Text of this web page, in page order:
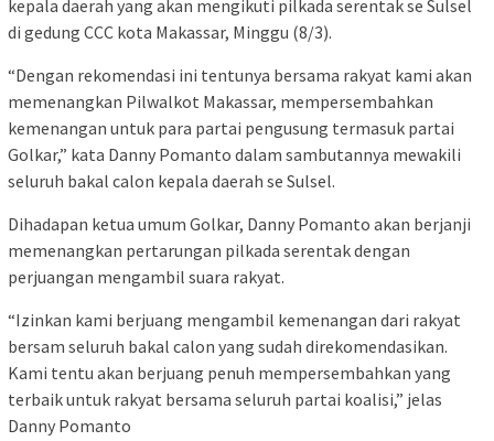
kepala daerah yang akan mengikuti pilkada serentak se Sulsel
di gedung CCC kota Makassar, Minggu (8/3).
“Dengan rekomendasi ini tentunya bersama rakyat kami akan
memenangkan Pilwalkot Makassar, mempersembahkan
kemenangan untuk para partai pengusung termasuk partai
Golkar,” kata Danny Pomanto dalam sambutannya mewakili
seluruh bakal calon kepala daerah se Sulsel.
Dihadapan ketua umum Golkar, Danny Pomanto akan berjanji
memenangkan pertarungan pilkada serentak dengan
perjuangan mengambil suara rakyat.
“Izinkan kami berjuang mengambil kemenangan dari rakyat
bersam seluruh bakal calon yang sudah direkomendasikan.
Kami tentu akan berjuang penuh mempersembahkan yang
terbaik untuk rakyat bersama seluruh partai koalisi,” jelas
Danny Pomanto